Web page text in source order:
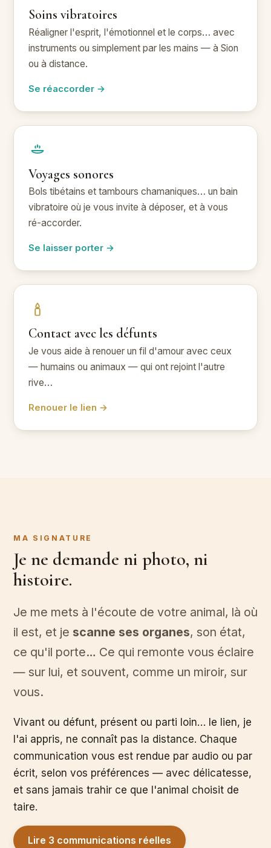
Soins vibratoires
Réaligner l'esprit, l'émotionnel et le corps… avec
instruments ou simplement par les mains — à Sion
ou à distance.
Se réaccorder →
Voyages sonores
Bols tibétains et tambours chamaniques… un bain
vibratoire où je vous invite à déposer, et à vous
ré-accorder.
Se laisser porter →
Contact avec les défunts
Je vous aide à renouer un fil d'amour avec ceux
— humains ou animaux — qui ont rejoint l'autre
rive…
Renouer le lien →
MA SIGNATURE
Je ne demande ni photo, ni
histoire.
Je me mets à l'écoute de votre animal, là où
il est, et je scanne ses organes, son état,
ce qu'il porte… Ce qui remonte vous éclaire
— sur lui, et souvent, comme un miroir, sur
vous.
Vivant ou défunt, présent ou parti loin… le lien, je
l'ai appris, ne connaît pas la distance. Chaque
communication vous est rendue par audio ou par
écrit, selon vos préférences — avec délicatesse,
et sans jamais trahir ce que l'animal choisit de
taire.
Lire 3 communications réelles